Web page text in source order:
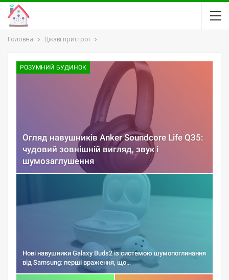
Головна Цікаві пристрої
РОЗУМНИЙ БУДИНОК
Огляд навушників Anker Soundcore Life Q35:
чудовий зовнішній вигляд, звук і
шумозаглушення
Нові навушники Galaxy Buds2 із системою шумопоглинання
від Samsung: перші враження, що…